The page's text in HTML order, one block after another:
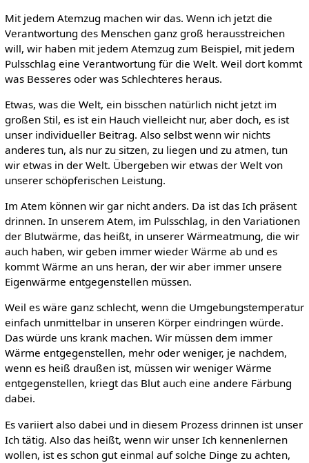
Mit jedem Atemzug machen wir das. Wenn ich jetzt die
Verantwortung des Menschen ganz groß herausstreichen
will, wir haben mit jedem Atemzug zum Beispiel, mit jedem
Pulsschlag eine Verantwortung für die Welt. Weil dort kommt
was Besseres oder was Schlechteres heraus.
Etwas, was die Welt, ein bisschen natürlich nicht jetzt im
großen Stil, es ist ein Hauch vielleicht nur, aber doch, es ist
unser individueller Beitrag. Also selbst wenn wir nichts
anderes tun, als nur zu sitzen, zu liegen und zu atmen, tun
wir etwas in der Welt. Übergeben wir etwas der Welt von
unserer schöpferischen Leistung.
Im Atem können wir gar nicht anders. Da ist das Ich präsent
drinnen. In unserem Atem, im Pulsschlag, in den Variationen
der Blutwärme, das heißt, in unserer Wärmeatmung, die wir
auch haben, wir geben immer wieder Wärme ab und es
kommt Wärme an uns heran, der wir aber immer unsere
Eigenwärme entgegenstellen müssen.
Weil es wäre ganz schlecht, wenn die Umgebungstemperatur
einfach unmittelbar in unseren Körper eindringen würde.
Das würde uns krank machen. Wir müssen dem immer
Wärme entgegenstellen, mehr oder weniger, je nachdem,
wenn es heiß draußen ist, müssen wir weniger Wärme
entgegenstellen, kriegt das Blut auch eine andere Färbung
dabei.
Es variiert also dabei und in diesem Prozess drinnen ist unser
Ich tätig. Also das heißt, wenn wir unser Ich kennenlernen
wollen, ist es schon gut einmal auf solche Dinge zu achten,